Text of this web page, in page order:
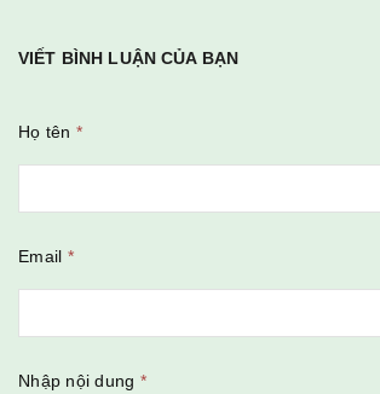
VIẾT BÌNH LUẬN CỦA BẠN
Họ tên *
Email *
Nhập nội dung *